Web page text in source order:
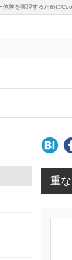
体験を実現するために
重